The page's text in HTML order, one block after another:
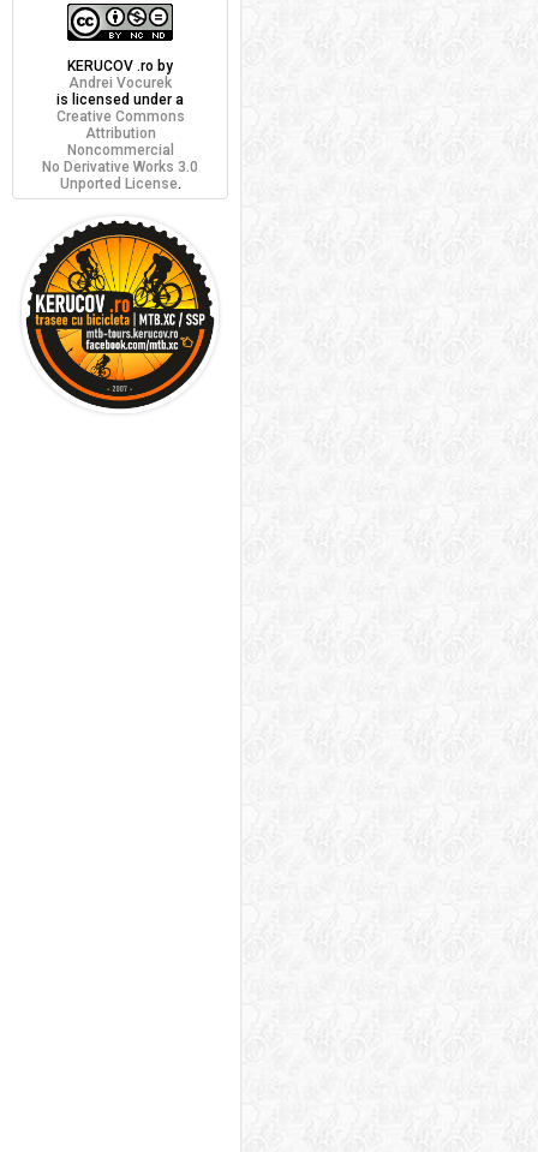
KERUCOV .ro by
Andrei Vocurek
is licensed under a
Creative Commons
Attribution
Noncommercial
No Derivative Works 3.0
Unported License.